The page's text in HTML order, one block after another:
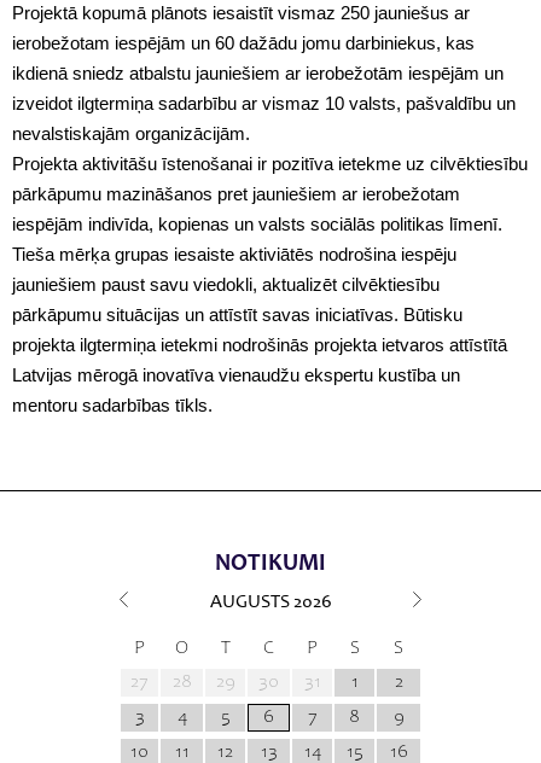
Projektā kopumā plānots iesaistīt vismaz 250 jauniešus ar
ierobežotam iespējām un 60 dažādu jomu darbiniekus, kas
ikdienā sniedz atbalstu jauniešiem ar ierobežotām iespējām un
izveidot ilgtermiņa sadarbību ar vismaz 10 valsts, pašvaldību un
nevalstiskajām organizācijām.
Projekta aktivitāšu īstenošanai ir pozitīva ietekme uz cilvēktiesību
pārkāpumu mazināšanos pret jauniešiem ar ierobežotam
iespējām indivīda, kopienas un valsts sociālās politikas līmenī.
Tieša mērķa grupas iesaiste aktiviātēs nodrošina iespēju
jauniešiem paust savu viedokli, aktualizēt cilvēktiesību
pārkāpumu situācijas un attīstīt savas iniciatīvas. Būtisku
projekta ilgtermiņa ietekmi nodrošinās projekta ietvaros attīstītā
Latvijas mērogā inovatīva vienaudžu ekspertu kustība un
mentoru sadarbības tīkls.
NOTIKUMI
AUGUSTS 2026
P O T C P S
S
27
28 29 30 31 1
2
3
4 5 6 7 8
9
10
11 12 13 14 15
16